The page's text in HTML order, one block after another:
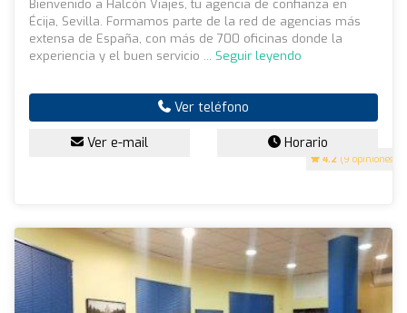
4.2 (9 opiniones)
Bienvenido a Halcón Viajes, tu agencia de confianza en
Écija, Sevilla. Formamos parte de la red de agencias más
extensa de España, con más de 700 oficinas donde la
experiencia y el buen servicio ... Seguir leyendo
Ver teléfono
Ver e-mail Horario